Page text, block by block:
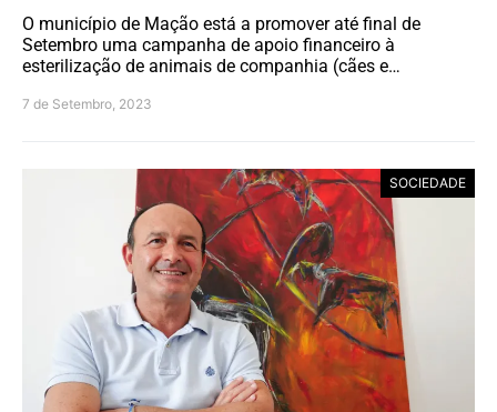
O município de Mação está a promover até final de
Setembro uma campanha de apoio financeiro à
esterilização de animais de companhia (cães e…
7 de Setembro, 2023
SOCIEDADE